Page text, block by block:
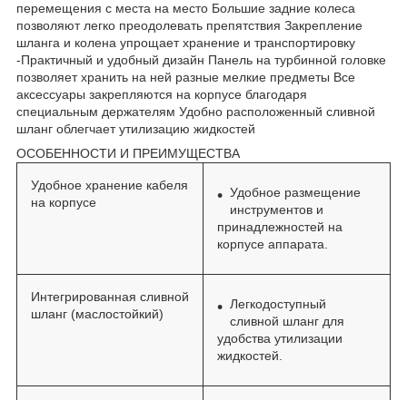
перемещения с места на место Большие задние колеса
позволяют легко преодолевать препятствия Закрепление
шланга и колена упрощает хранение и транспортировку
-Практичный и удобный дизайн Панель на турбинной головке
позволяет хранить на ней разные мелкие предметы Все
аксессуары закрепляются на корпусе благодаря
специальным держателям Удобно расположенный сливной
шланг облегчает утилизацию жидкостей
ОСОБЕННОСТИ И ПРЕИМУЩЕСТВА
Удобное хранение кабеля
на корпусе
Удобное размещение
инструментов и
принадлежностей на
корпусе аппарата.
Интегрированная сливной
шланг (маслостойкий)
Легкодоступный
сливной шланг для
удобства утилизации
жидкостей.